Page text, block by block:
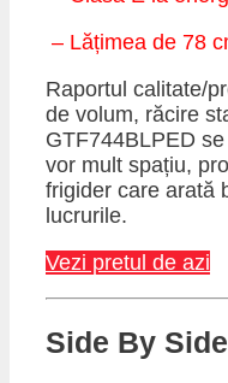
– Lățimea de 78
Raportul calitate/
de volum, răcire
GTF744BLPED
vor mult spațiu,
frigider care arată
lucrurile.
Vezi pretul de azi
​Side By